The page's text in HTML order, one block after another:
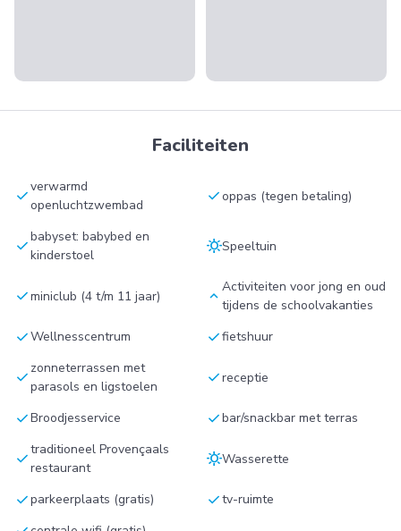
Faciliteiten
checkverwarmd
openluchtzwembad
checkoppas (tegen betaling)
checkbabyset: babybed en
kinderstoel
sunnySpeeltuin
checkminiclub (4 t/m 11 jaar) keyboard_arrow_up Activiteiten voor jong en oud
tijdens de schoolvakanties
checkWellnesscentrum checkfietshuur
check zonneterrassen met
parasols en ligstoelen
checkreceptie
checkBroodjesservice checkbar/snackbar met terras
checktraditioneel Provençaals
restaurant
sunnyWasserette
checkparkeerplaats (gratis) checktv-ruimte